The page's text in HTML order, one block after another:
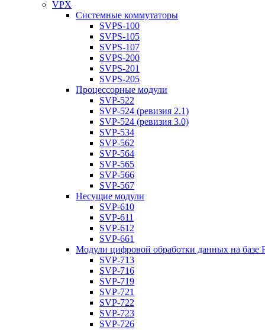
VPX
Системные коммутаторы
SVPS-100
SVPS-105
SVPS-107
SVPS-200
SVPS-201
SVPS-205
Процессорные модули
SVP-522
SVP-524 (ревизия 2.1)
SVP-524 (ревизия 3.0)
SVP-534
SVP-562
SVP-564
SVP-565
SVP-566
SVP-567
Несущие модули
SVP-610
SVP-611
SVP-612
SVP-661
Модули цифровой обработки данных на базе
SVP-713
SVP-716
SVP-719
SVP-721
SVP-722
SVP-723
SVP-726